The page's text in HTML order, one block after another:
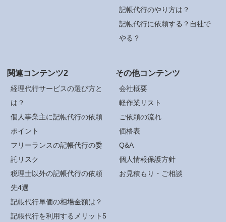
記帳代行のやり方は？
記帳代行に依頼する？自社で
やる？
関連コンテンツ2
経理代行サービスの選び方と
は？
個人事業主に記帳代行の依頼
ポイント
フリーランスの記帳代行の委
託リスク
税理士以外の記帳代行の依頼
先4選
記帳代行単価の相場金額は？
記帳代行を利用するメリット5
その他コンテンツ
会社概要
軽作業リスト
ご依頼の流れ
価格表
Q&A
個人情報保護方針
お見積もり・ご相談